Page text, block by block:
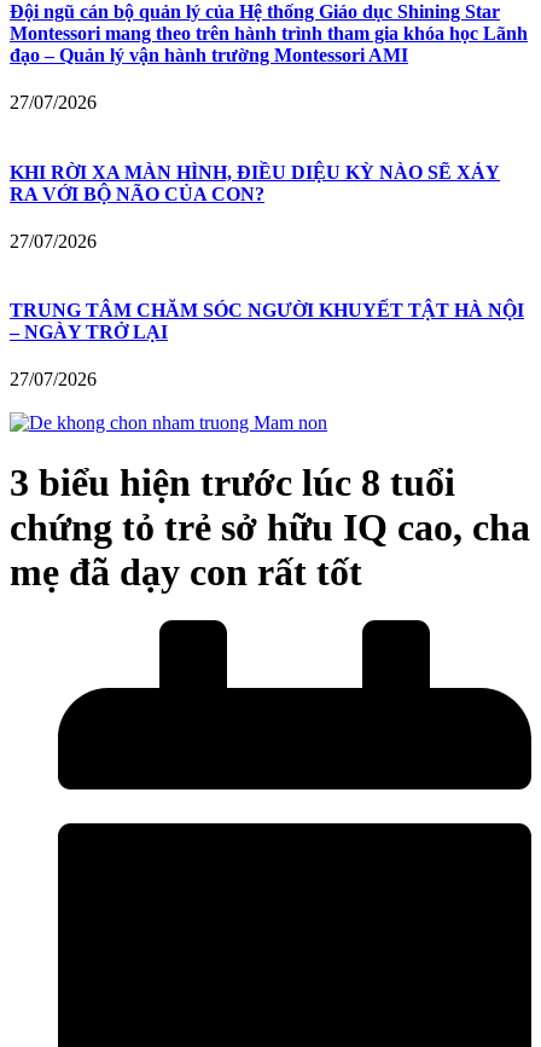
Đội ngũ cán bộ quản lý của Hệ thống Giáo dục Shining Star
Montessori mang theo trên hành trình tham gia khóa học Lãnh
đạo – Quản lý vận hành trường Montessori AMI
27/07/2026
KHI RỜI XA MÀN HÌNH, ĐIỀU DIỆU KỲ NÀO SẼ XẢY
RA VỚI BỘ NÃO CỦA CON?
27/07/2026
TRUNG TÂM CHĂM SÓC NGƯỜI KHUYẾT TẬT HÀ NỘI
– NGÀY TRỞ LẠI
27/07/2026
3 biểu hiện trước lúc 8 tuổi
chứng tỏ trẻ sở hữu IQ cao, cha
mẹ đã dạy con rất tốt